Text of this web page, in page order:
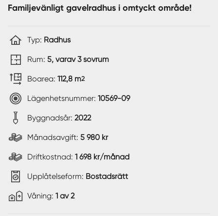
Familjevänligt gavelradhus i omtyckt område!
Typ: Radhus
Rum: 5, varav 3 sovrum
Boarea: 112,8 m2
Lägenhetsnummer: 10569-09
Byggnadsår: 2022
Månadsavgift: 5 980 kr
Driftkostnad: 1 698 kr/månad
Upplåtelseform: Bostadsrätt
Våning: 1 av 2